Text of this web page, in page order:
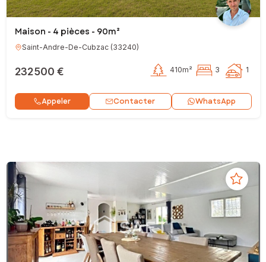
Maison - 4 pièces - 90m²
Saint-Andre-De-Cubzac(33240)
232 500 € 410m² 3 1
Appeler Contacter WhatsApp